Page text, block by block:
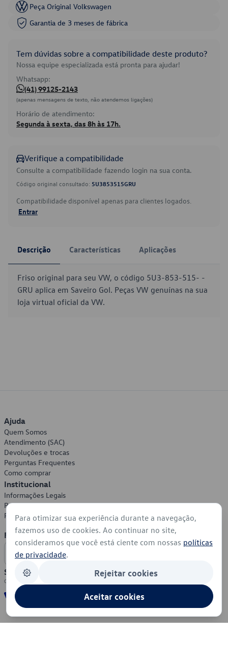
Peça Original Volkswagen
Garantia de 3 meses de fábrica
Tem dúvidas sobre a compatibilidade deste produto?
Nossa equipe especializada está pronta para ajudar!
Whatsapp:
(41) 99125-2143
(apenas mensagens de texto, não atendemos ligações)
Horário de atendimento:
Segunda à sexta, das 8h às 17h.
Verifique a compatibilidade
Consulte a compatibilidade fazendo login na sua conta.
Código original consultado: 5U3853515GRU
Compatibilidade disponível apenas para clientes logados.
Entrar
Descrição Características Aplicações
Friso original para seu VW, o código 5U3-853-515- -
GRU aplica em Saveiro Gol. Peças VW genuínas na sua
loja virtual oficial da VW.
Ajuda
Quem Somos
Atendimento (SAC)
Devoluções e trocas
Perguntas Frequentes
Como comprar
Institucional
Informações Legais
Política de Privacidade
Política de Cookies
Formas de Pagamento
Segurança
Para otimizar sua experiência durante a navegação,
fazemos uso de cookies. Ao continuar no site,
consideramos que você está ciente com nossas políticas
de privacidade.
Rejeitar cookies
Aceitar cookies